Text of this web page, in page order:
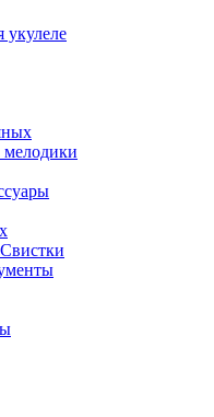
укулеле